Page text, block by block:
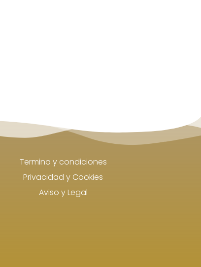
Termino y condiciones
Privacidad y Cookies
Aviso y Legal